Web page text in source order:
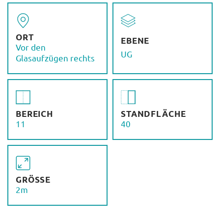
ORT
Vor den
Glasaufzügen rechts
EBENE
UG
BEREICH
11
STANDFLÄCHE
40
GRÖSSE
2m